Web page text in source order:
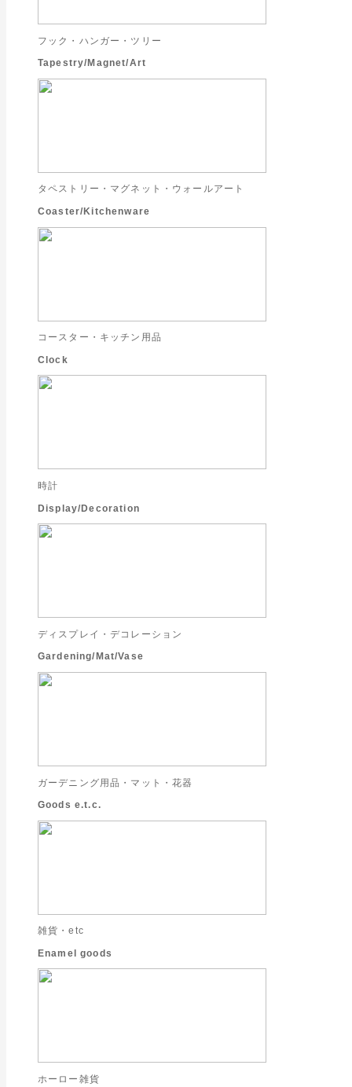
フック・ハンガー・ツリー
Tapestry/Magnet/Art
タペストリー・マグネット・ウォールアート
Coaster/Kitchenware
コースター・キッチン用品
Clock
時計
Display/Decoration
ディスプレイ・デコレーション
Gardening/Mat/Vase
ガーデニング用品・マット・花器
Goods e.t.c.
雑貨・etc
Enamel goods
ホーロー雑貨